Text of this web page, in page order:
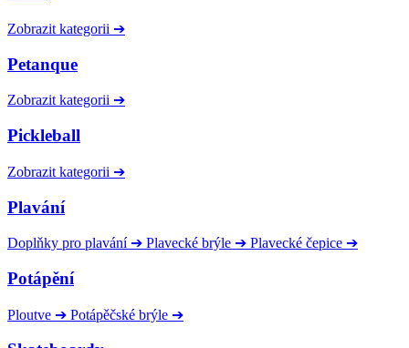
Zobrazit kategorii ➔
Petanque
Zobrazit kategorii ➔
Pickleball
Zobrazit kategorii ➔
Plavání
Doplňky pro plavání ➔ Plavecké brýle ➔ Plavecké čepice ➔
Potápění
Ploutve ➔ Potápěčské brýle ➔